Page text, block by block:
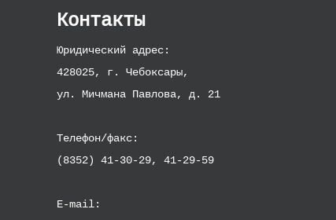
Контакты
Юридический адрес:
428025, г. Чебоксары,
ул. Мичмана Павлова, д. 21
Телефон/факс:
(8352) 41-30-29, 41-29-59
E-mail: